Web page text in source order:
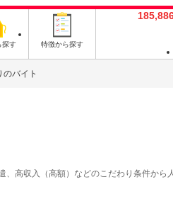
探す 特徴から探す
のバイト
高収入（高額）などのこだわり条件から